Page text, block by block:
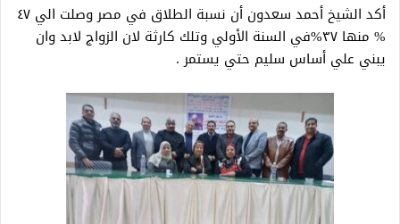
أكد الشيخ أحمد سعدون أن نسبة الطلاق في مصر وصلت الي ٤٧
% منها ٣٧%في السنة الأولي وتلك كارثة لان الزواج لابد وان
يبني علي أساس سليم حتي يستمر .